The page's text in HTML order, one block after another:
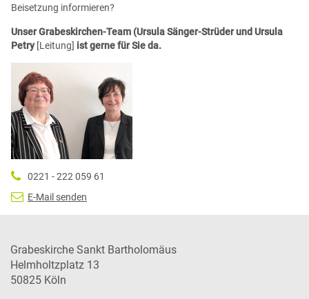
Beisetzung informieren?
Unser Grabeskirchen-Team (Ursula Sänger-Strüder und Ursula
Petry[Leitung] ist gerne für Sie da.
0221 - 222 059 61
E-Mail senden
Grabeskirche Sankt Bartholomäus
Helmholtzplatz 13
50825 Köln